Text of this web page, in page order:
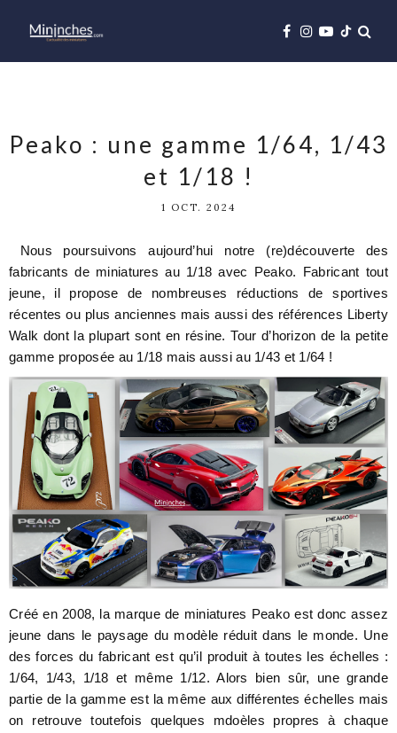
Peako : une gamme 1/64, 1/43
et 1/18 !
1 OCT. 2024
Nous poursuivons aujourd’hui notre (re)découverte des
fabricants de miniatures au 1/18 avec Peako. Fabricant tout
jeune, il propose de nombreuses réductions de sportives
récentes ou plus anciennes mais aussi des références Liberty
Walk dont la plupart sont en résine. Tour d’horizon de la petite
gamme proposée au 1/18 mais aussi au 1/43 et 1/64 !
Créé en 2008, la marque de miniatures Peako est donc assez
jeune dans le paysage du modèle réduit dans le monde. Une
des forces du fabricant est qu’il produit à toutes les échelles :
1/64, 1/43, 1/18 et même 1/12. Alors bien sûr, une grande
partie de la gamme est la même aux différentes échelles mais
on retrouve toutefois quelques mdoèles propres à chaque